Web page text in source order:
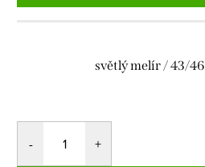
světlý melír / 43/46